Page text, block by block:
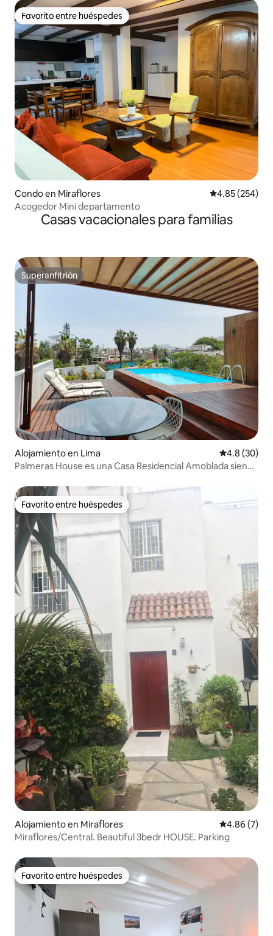
Favorito entre huéspedes
Favorito entre huéspedes
Condo en Miraflores Calificación
4.85 (254)
Acogedor Mini departamento
Casas vacacionales para familias
Superanfitrión
Superanfitrión
Alojamiento en Lima Calificación
4.8 (30)
Palmeras House es una Casa Residencial Amoblada siendo
Favorito entre huéspedes
Favorito entre huéspedes
Alojamiento en Miraflores Calificación
4.86 (7)
Miraflores/Central. Beautiful 3bedr HOUSE. Parking
Favorito entre huéspedes
Favorito entre huéspedes